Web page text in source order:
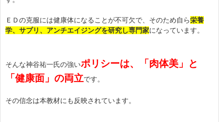
ＥＤの克服には健康体になることが不可欠で、そのため自ら栄養
学、サプリ、アンチエイジングを研究し専門家になっています。
そんな神谷祐一氏の強いポリシーは、「肉体美」と
「健康面」の両立です。
その信念は本教材にも反映されています。